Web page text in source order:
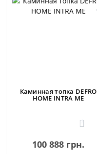
Каминная топка DEFRO
HOME INTRA ME
1
100 888 грн.